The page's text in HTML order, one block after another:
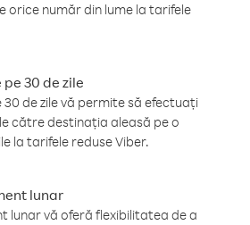
orice număr din lume la tarifele
30 de zile
30 de zile vă permite să efectuați
către destinația aleasă pe o
la tarifele reduse Viber.
lunar
lunar vă oferă flexibilitatea de a